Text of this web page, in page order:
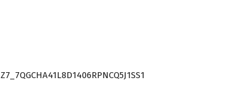
Z7_7QGCHA41L8D1406RPNCQ5J1SS1